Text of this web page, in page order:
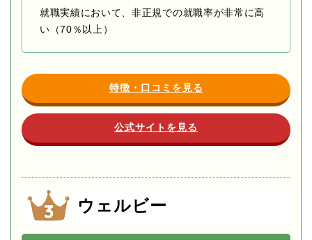
就職実績において、非正規での就職率が非常に高
い（70％以上）
特徴・口コミを見る
公式サイトを見る
ウェルビー